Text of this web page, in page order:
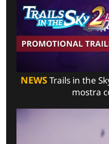
NEWSTrails in the
mostra